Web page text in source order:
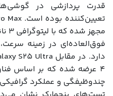
قدرت پردازشی در
فوق‌العاده‌ای در زمینه
4 عرضه شده که بر اساس
چندوظیفگی و عملکرد